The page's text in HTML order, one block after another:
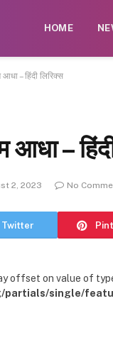
HOME
आधा – हिंदी लिरिक्स
आधा –
2, 2023 No
Twitter
offset on value of
partials/single/